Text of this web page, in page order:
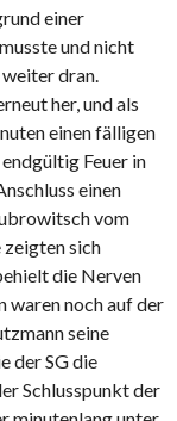
einer
und nicht
dran.
her, und als
einen fälligen
Feuer in
einen
vom
zeigten sich
die Nerven
waren noch auf der
seine
der SG die
Schlusspunkt der